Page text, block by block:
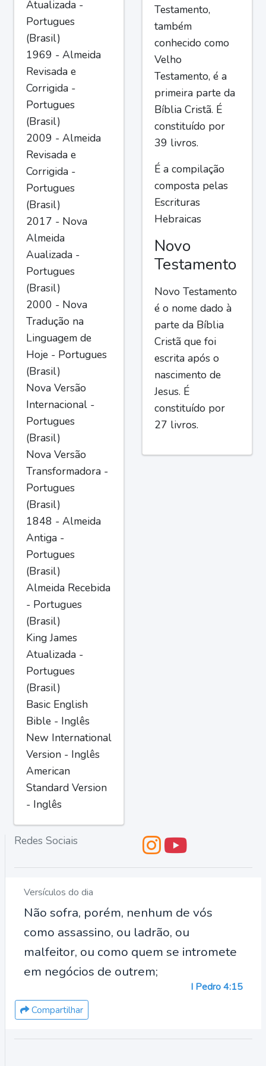
Atualizada -
Portugues
(Brasil)
1969 - Almeida
Revisada e
Corrigida -
Portugues
(Brasil)
2009 - Almeida
Revisada e
Corrigida -
Portugues
(Brasil)
2017 - Nova
Almeida
Aualizada -
Portugues
(Brasil)
2000 - Nova
Tradução na
Linguagem de
Hoje - Portugues
(Brasil)
Nova Versão
Internacional -
Portugues
(Brasil)
Nova Versão
Transformadora -
Portugues
(Brasil)
1848 - Almeida
Antiga -
Portugues
(Brasil)
Almeida Recebida
- Portugues
(Brasil)
King James
Atualizada -
Portugues
(Brasil)
Basic English
Bible - Inglês
New International
Version - Inglês
American
Standard Version
- Inglês
Testamento,
também
conhecido como
Velho
Testamento, é a
primeira parte da
Bíblia Cristã. É
constituído por
39 livros.
É a compilação
composta pelas
Escrituras
Hebraicas
Novo
Testamento
Novo Testamento
é o nome dado à
parte da Bíblia
Cristã que foi
escrita após o
nascimento de
Jesus. É
constituído por
27 livros.
Redes Sociais
Versículos do dia
Não sofra, porém, nenhum de vós
como assassino, ou ladrão, ou
malfeitor, ou como quem se intromete
em negócios de outrem;
I Pedro 4:15
Compartilhar